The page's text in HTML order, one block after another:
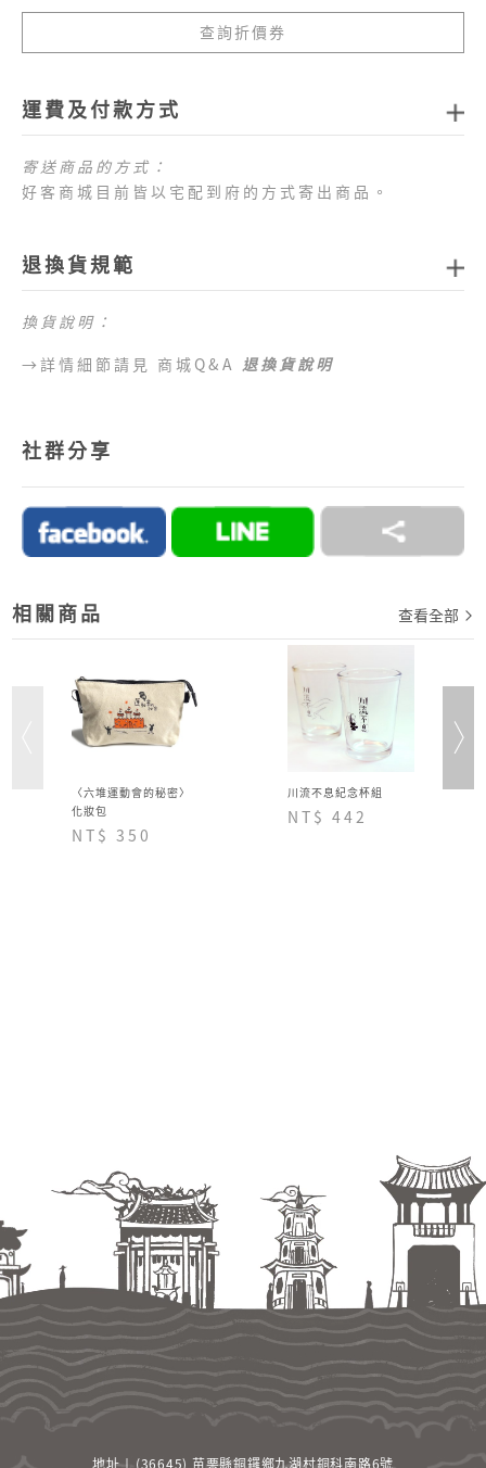
查詢折價券
運費及付款方式
寄送商品的方式：
好客商城目前皆以宅配到府的方式寄出商品。
門檻，每筆訂單運費一律以新臺幣
2.目前僅提供台灣本島配送服務，偏遠地區、外島地
區 （澎湖、金門、馬祖、綠島、蘭嶼、小琉球等地
目前提供的付款方式：
2.訂單完成後，須於七日內完成付款流程，超過七日
未完成付款流程，系統會自動為您取消訂單。
→詳情細節請見 商城Q&A購物說明
退換貨規範
換貨說明：
→詳情細節請見 商城Q&A 退換貨說明
社群分享
相關商品 查看全部
〈六堆運動會的秘密〉
化妝包
NT$ 350
川流不息紀念杯組
NT$ 442
地址 ￨ (36645) 苗栗縣銅鑼鄉九湖村銅科南路6號